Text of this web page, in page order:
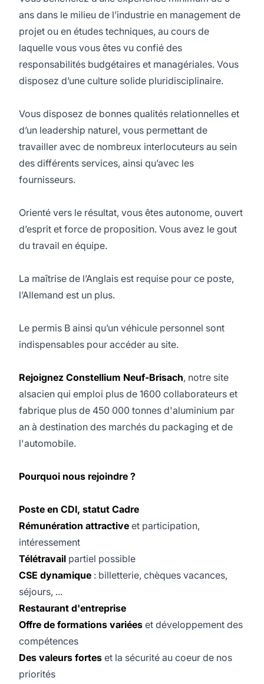
ans dans le milieu de l’industrie en management de
projet ou en études techniques, au cours de
laquelle vous vous êtes vu confié des
responsabilités budgétaires et managériales. Vous
disposez d’une culture solide pluridisciplinaire.
Vous disposez de bonnes qualités relationnelles et
d’un leadership naturel, vous permettant de
travailler avec de nombreux interlocuteurs au sein
des différents services, ainsi qu’avec les
fournisseurs.
Orienté vers le résultat, vous êtes autonome, ouvert
d’esprit et force de proposition. Vous avez le gout
du travail en équipe.
La maîtrise de l’Anglais est requise pour ce poste,
l’Allemand est un plus.
Le permis B ainsi qu’un véhicule personnel sont
indispensables pour accéder au site.
Rejoignez Constellium Neuf-Brisach, notre site
alsacien qui emploi plus de 1600 collaborateurs et
fabrique plus de 450 000 tonnes d'aluminium par
an à destination des marchés du packaging et de
l'automobile.
Pourquoi nous rejoindre ?
Poste en CDI, statut Cadre
Rémunération attractive et participation,
intéressement
Télétravail partiel possible
CSE dynamique : billetterie, chèques vacances,
séjours, ...
Restaurant d'entreprise
Offre de formations variées et développement des
compétences
Des valeurs fortes et la sécurité au coeur de nos
priorités